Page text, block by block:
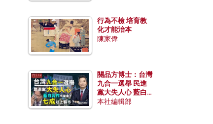
行為不檢 培育教
化才能治本
陳家偉
關品方博士：台灣
九合一選舉 民進
黨大失人心 藍白
合作有望拿下七成
本社編輯部